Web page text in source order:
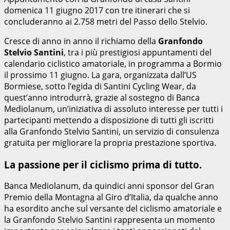
domenica 11 giugno 2017 con tre itinerari che si
concluderanno ai 2.758 metri del Passo dello Stelvio.
Cresce di anno in anno il richiamo della Granfondo
Stelvio Santini, tra i più prestigiosi appuntamenti del
calendario ciclistico amatoriale, in programma a Bormio
il prossimo 11 giugno. La gara, organizzata dall’US
Bormiese, sotto l’egida di Santini Cycling Wear, da
quest’anno introdurrà, grazie al sostegno di Banca
Mediolanum, un’iniziativa di assoluto interesse per tutti i
partecipanti mettendo a disposizione di tutti gli iscritti
alla Granfondo Stelvio Santini, un servizio di consulenza
gratuita per migliorare la propria prestazione sportiva.
La passione per il ciclismo prima di tutto.
Banca Mediolanum, da quindici anni sponsor del Gran
Premio della Montagna al Giro d’Italia, da qualche anno
ha esordito anche sul versante del ciclismo amatoriale e
la Granfondo Stelvio Santini rappresenta un momento